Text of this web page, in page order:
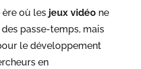
ère où les jeux vidéone
passe-temps, mais
le développement
en